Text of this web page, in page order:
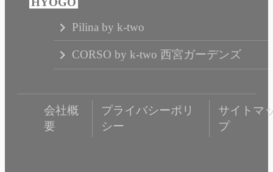
Pilina by k-two
CORSO by k-two 西宮ガーデンズ
会社概
要
プライバシーポリ
シー
サイトマ
プ